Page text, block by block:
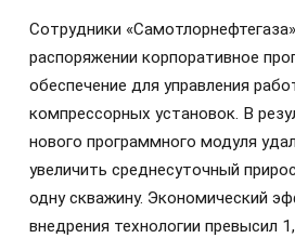
Сотрудники
распоряжении корпоративное
обеспечение для управления
компрессорных установок. В
нового программного модуля
увеличить среднесуточный
одну скважину. Экономический
внедрения технологии превысил